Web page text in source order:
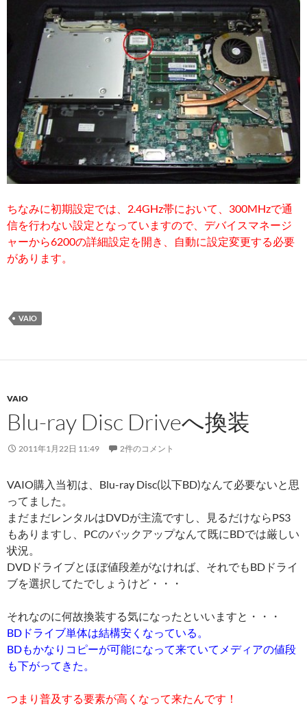
ちなみに初期設定では、2.4GHz帯において、300MHzで通
信を行わない設定となっていますので、デバイスマネージ
ャーから6200の詳細設定を開き、自動に設定変更する必要
があります。
VAIO
VAIO
Blu-ray Disc Driveへ換装
2011年1月22日 11:49 2件のコメント
VAIO購入当初は、Blu-ray Disc(以下BD)なんて必要ないと思
ってました。
まだまだレンタルはDVDが主流ですし、見るだけならPS3
もありますし、PCのバックアップなんて既にBDでは厳しい
状況。
DVDドライブとほぼ値段差がなければ、それでもBDドライ
ブを選択してたでしょうけど・・・
それなのに何故換装する気になったといいますと・・・
BDドライブ単体は結構安くなっている。
BDもかなりコピーが可能になって来ていてメディアの値段
も下がってきた。
つまり普及する要素が高くなって来たんです！